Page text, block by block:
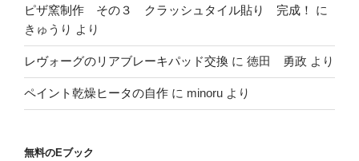
ピザ窯制作 その３ クラッシュタイル貼り 完成！
に
きゅうり より
レヴォーグのリアブレーキパッド交換 に 徳田 勇政 より
ペイント乾燥ヒータの自作 に minoru より
無料のEブック